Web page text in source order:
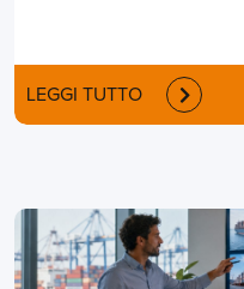
LEGGI TUTTO